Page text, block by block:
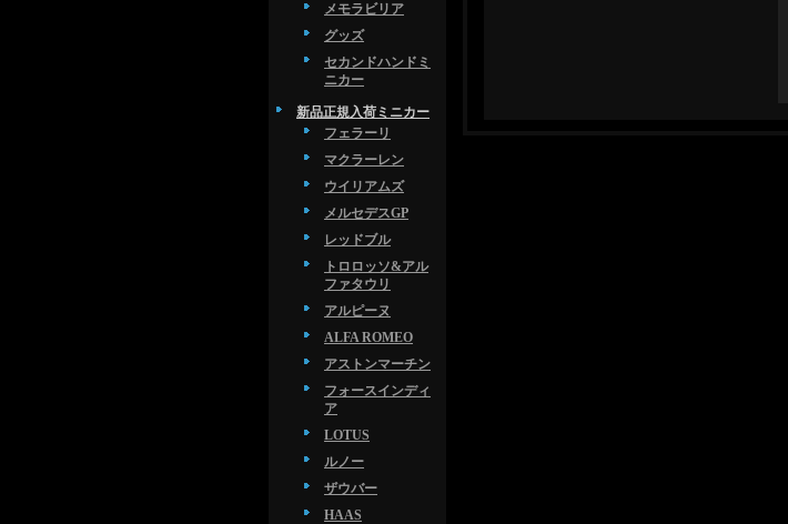
メモラビリア
グッズ
セカンドハンドミ
ニカー
新品正規入荷ミニカー
フェラーリ
マクラーレン
ウイリアムズ
メルセデスGP
レッドブル
トロロッソ&アル
ファタウリ
アルピーヌ
ALFA ROMEO
アストンマーチン
フォースインディ
ア
LOTUS
ルノー
ザウバー
HAAS